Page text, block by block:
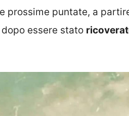
prossime puntate, a
essere stato